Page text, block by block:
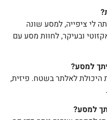
לי ציפייה, למסע שונה
ובעיקר, לחוות מסע עם
למסע?
היכולת לאלתר בשטח. פיזית,
למסע?